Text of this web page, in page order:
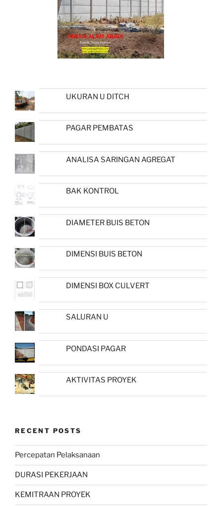
UKURAN U DITCH
PAGAR PEMBATAS
ANALISA SARINGAN AGREGAT
BAK KONTROL
DIAMETER BUIS BETON
DIMENSI BUIS BETON
DIMENSI BOX CULVERT
SALURAN U
PONDASI PAGAR
AKTIVITAS PROYEK
RECENT POSTS
Percepatan Pelaksanaan
DURASI PEKERJAAN
KEMITRAAN PROYEK